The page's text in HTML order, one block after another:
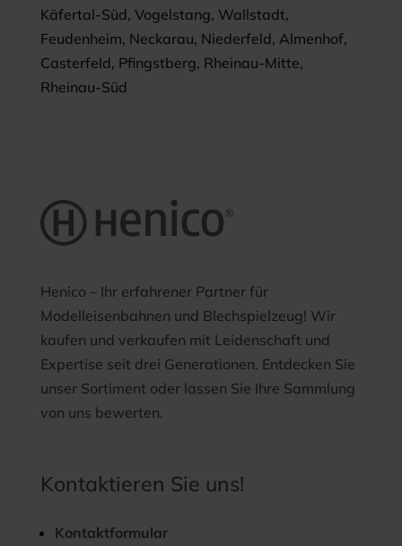
Käfertal-Süd, Vogelstang, Wallstadt,
Feudenheim, Neckarau, Niederfeld, Almenhof,
Casterfeld, Pfingstberg, Rheinau-Mitte,
Rheinau-Süd
Henico – Ihr erfahrener Partner für
Modelleisenbahnen und Blechspielzeug! Wir
kaufen und verkaufen mit Leidenschaft und
Expertise seit drei Generationen. Entdecken Sie
unser Sortiment oder lassen Sie Ihre Sammlung
von uns bewerten.
Kontaktieren Sie uns!
Kontaktformular